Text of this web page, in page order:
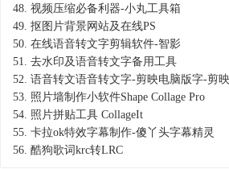
48. 视频压缩必备利器-小丸工具箱
49. 抠图片背景网站及在线PS
50. 在线语音转文字剪辑软件-智影
51. 去水印及语音转文字备用工具
52. 语音转文语音转文字-剪映电脑版字-剪
53. 照片墙制作小软件Shape Collage Pro
54. 照片拼贴工具 CollageIt
55. 卡拉ok特效字幕制作-傻丫头字幕精灵
56. 酷狗歌词krc转LRC